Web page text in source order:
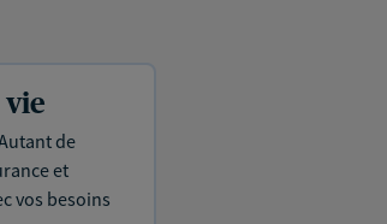
vie
de
et
vos besoins